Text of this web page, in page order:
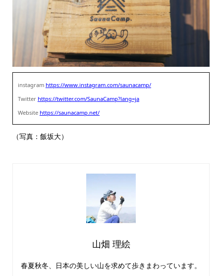
instagram https://www.instagram.com/saunacamp/
Twitter https://twitter.com/SaunaCamp?lang=ja
Website https://saunacamp.net/
（写真：飯坂大）
山畑 理絵
春夏秋冬、日本の美しい山を求めて歩きまわっています。